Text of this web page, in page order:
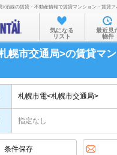
お部屋を探す
沿線・駅か
住所から
家賃相場か
不動産会
>沿線の賃貸・不動産情報で賃貸マンション・賃貸
気になる
リスト
最近見
物件
幌市交通局>の賃貸マ
札幌市電<札幌市交通局>
指定なし
条件保存